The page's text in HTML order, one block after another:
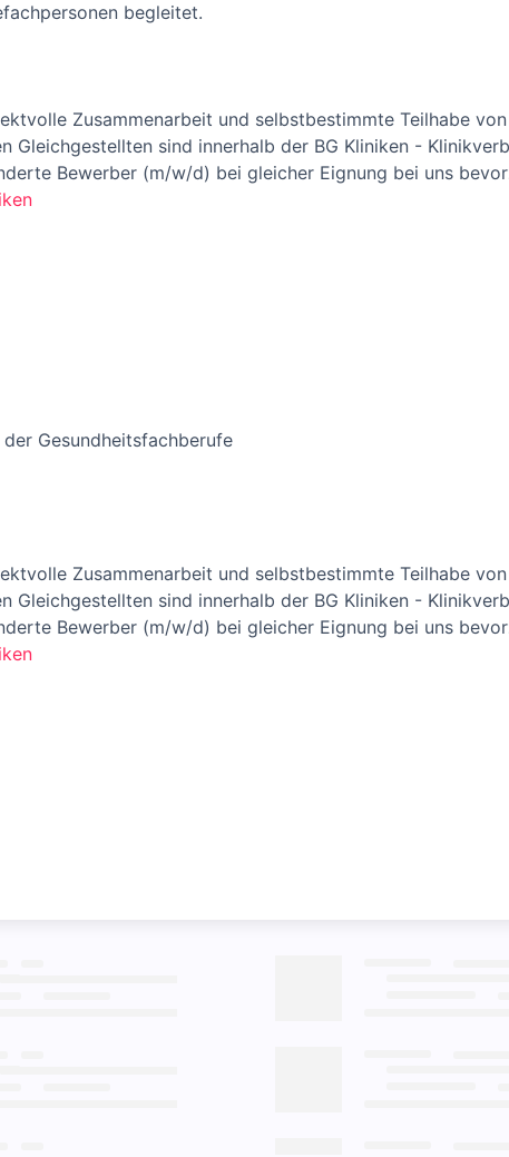
begleitet.
Zusammenarbeit und selbstbestimmte Teilhabe
Gleichgestellten sind innerhalb der BG Kliniken -
Bewerber (m/w/d) bei gleicher Eignung bei uns
Gesundheitsfachberufe
Zusammenarbeit und selbstbestimmte Teilhabe
Gleichgestellten sind innerhalb der BG Kliniken -
Bewerber (m/w/d) bei gleicher Eignung bei uns